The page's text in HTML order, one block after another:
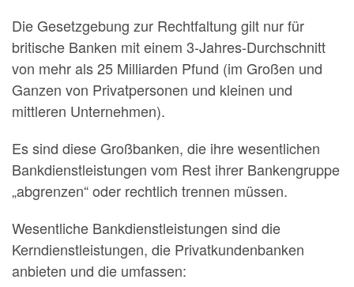
Die Gesetzgebung zur Rechtfaltung gilt nur für
britische Banken mit einem 3-Jahres-Durchschnitt
von mehr als 25 Milliarden Pfund (im Großen und
Ganzen von Privatpersonen und kleinen und
mittleren Unternehmen).
Es sind diese Großbanken, die ihre wesentlichen
Bankdienstleistungen vom Rest ihrer Bankengruppe
„abgrenzen“ oder rechtlich trennen müssen.
Wesentliche Bankdienstleistungen sind die
Kerndienstleistungen, die Privatkundenbanken
anbieten und die umfassen: